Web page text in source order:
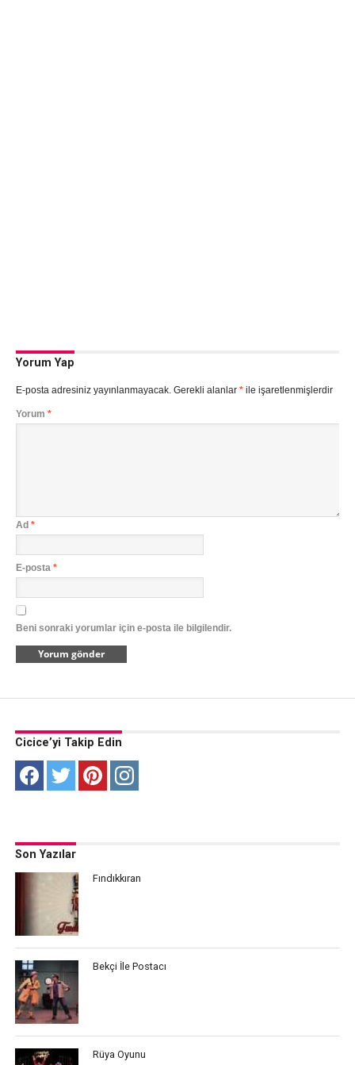
Yorum Yap
E-posta adresiniz yayınlanmayacak. Gerekli alanlar *ile işaretlenmişlerdir
Yorum *
Ad *
E-posta *
Beni sonraki yorumlar için e-posta ile bilgilendir.
Cicice’yi Takip Edin
Son Yazılar
Fındıkkıran
Bekçi İle Postacı
Rüya Oyunu